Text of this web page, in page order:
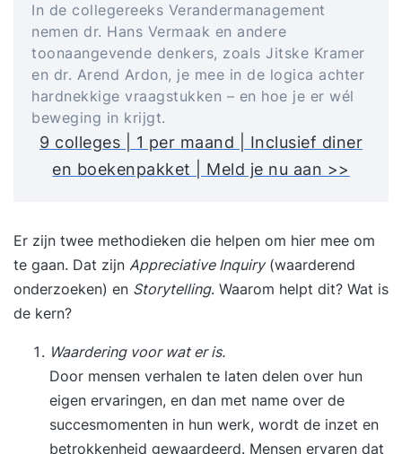
In de collegereeks Verandermanagement
nemen dr. Hans Vermaak en andere
toonaangevende denkers, zoals Jitske Kramer
en dr. Arend Ardon, je mee in de logica achter
hardnekkige vraagstukken – en hoe je er wél
beweging in krijgt.
9 colleges | 1 per maand | Inclusief diner
en boekenpakket | Meld je nu aan >>
Er zijn twee methodieken die helpen om hier mee om
te gaan. Dat zijn Appreciative Inquiry(waarderend
onderzoeken) en Storytelling. Waarom helpt dit? Wat is
de kern?
Waardering voor wat er is.
Door mensen verhalen te laten delen over hun
eigen ervaringen, en dan met name over de
succesmomenten in hun werk, wordt de inzet en
betrokkenheid gewaardeerd. Mensen ervaren dat